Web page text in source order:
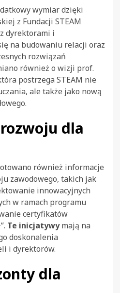
wymiar dzięki
z Fundacji STEAM
z dyrektorami i
na budowaniu relacji oraz
rozwiązań
również o wizji prof.
postrzega STEAM nie
ale także jako nową
dla
również informacje
zawodowego, takich jak
innowacyjnych
w ramach programu
certyfikatów
Te inicjatywymają na
doskonalenia
i dyrektorów.
dla